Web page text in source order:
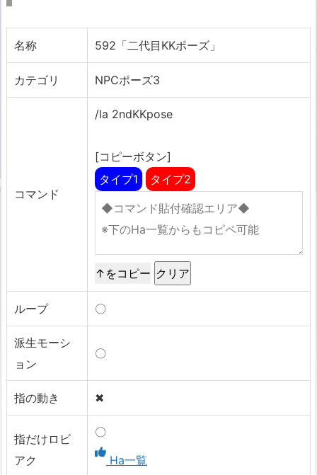
名称 592「二代目KKポーズ」
カテゴリ NPCポーズ3
コマンド
/la 2ndKKpose
[コピーボタン]
タイプ1
タイプ2
↑をコピー
ループ 〇
派生モーシ
ョン
〇
指の動き ✖
指だけロビ
アク
〇
Ha一覧